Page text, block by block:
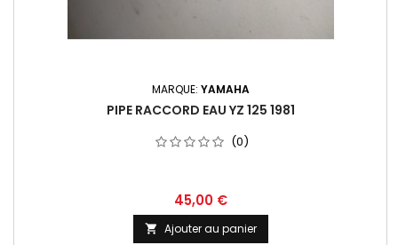
MARQUE: YAMAHA
PIPE RACCORD EAU YZ 125 1981
(0)
45,00 €
 Ajouter au panier